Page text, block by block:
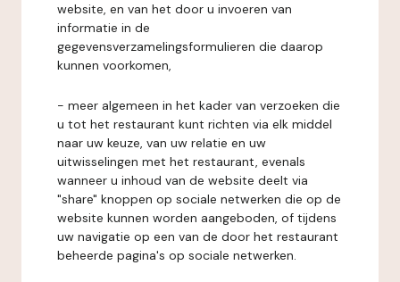
website, en van het door u invoeren van
informatie in de
gegevensverzamelingsformulieren die daarop
kunnen voorkomen,
- meer algemeen in het kader van verzoeken die
u tot het restaurant kunt richten via elk middel
naar uw keuze, van uw relatie en uw
uitwisselingen met het restaurant, evenals
wanneer u inhoud van de website deelt via
"share" knoppen op sociale netwerken die op de
website kunnen worden aangeboden, of tijdens
uw navigatie op een van de door het restaurant
beheerde pagina's op sociale netwerken.